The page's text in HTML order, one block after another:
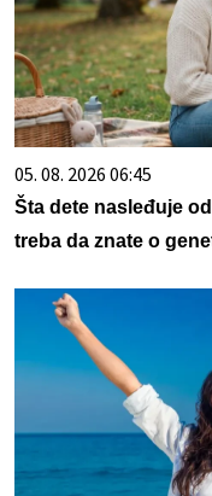
05. 08. 2026 06:45
Šta dete nasleđuje
treba da znate o